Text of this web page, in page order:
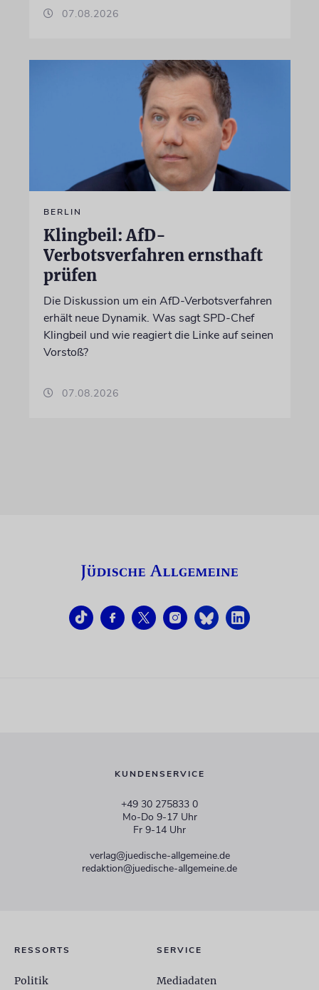
07.08.2026
BERLIN
Klingbeil: AfD-
Verbotsverfahren ernsthaft
prüfen
Die Diskussion um ein AfD-Verbotsverfahren
erhält neue Dynamik. Was sagt SPD-Chef
Klingbeil und wie reagiert die Linke auf seinen
Vorstoß?
07.08.2026
KUNDENSERVICE
+49 30 275833 0
Mo-Do 9-17 Uhr
Fr 9-14 Uhr
verlag@juedische-allgemeine.de
redaktion@juedische-allgemeine.de
RESSORTS
Politik
SERVICE
Mediadaten